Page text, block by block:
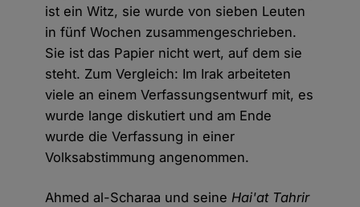
ist ein Witz, sie wurde von sieben Leuten
in fünf Wochen zusammengeschrieben.
Sie ist das Papier nicht wert, auf dem sie
steht. Zum Vergleich: Im Irak arbeiteten
viele an einem Verfassungsentwurf mit, es
wurde lange diskutiert und am Ende
wurde die Verfassung in einer
Volksabstimmung angenommen.
Ahmed al-Scharaa und seineHai'at Tahrir